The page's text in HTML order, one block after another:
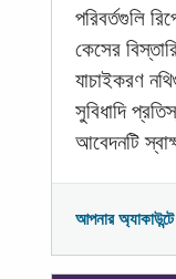
পরিবর্তগুলি
কেসের
যাচাইকরণ
সুবিধাদি
আবেদনটি
আপনার